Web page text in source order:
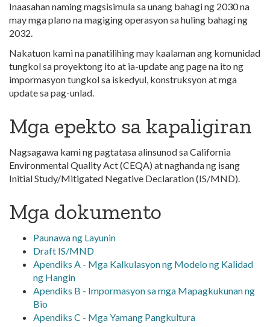
Inaasahan naming magsisimula sa unang bahagi ng 2030 na
may mga plano na magiging operasyon sa huling bahagi ng
2032.
Nakatuon kami na panatilihing may kaalaman ang komunidad
tungkol sa proyektong ito at ia-update ang page na ito ng
impormasyon tungkol sa iskedyul, konstruksyon at mga
update sa pag-unlad.
Mga epekto sa kapaligiran
Nagsagawa kami ng pagtatasa alinsunod sa California
Environmental Quality Act (CEQA) at naghanda ng isang
Initial Study/Mitigated Negative Declaration (IS/MND).
Mga dokumento
Paunawa ng Layunin
Draft IS/MND
Apendiks A - Mga Kalkulasyon ng Modelo ng Kalidad
ng Hangin
Apendiks B - Impormasyon sa mga Mapagkukunan ng
Bio
Apendiks C - Mga Yamang Pangkultura